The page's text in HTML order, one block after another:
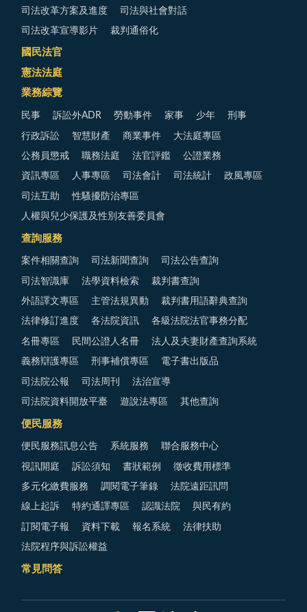
司法改革方案及進度 司法與社會對話
司法改革宣導影片 裁判通俗化
國民法官
憲法法庭
業務綜覽
民事 訴訟外ADR 勞動事件 家事 少年 刑事
行政訴訟 智慧財產 商業事件 大法庭專區
公務員懲戒 職務法庭 法官評鑑 公證業務
資訊專區 人事專區 司法會計 司法統計 政風專區
司法互助 性騷擾防治專區
人權與兒少保護及性別友善委員會
查詢服務
案件相關查詢 司法新聞查詢 司法公告查詢
司法智識庫 法學資料檢索 裁判書查詢
外語譯文專區 主管法規異動 裁判書用語辭典查詢
法律修訂進度 各法院資訊 各級法院法官事務分配
名冊專區 民間公證人名冊 法人及夫妻財產查詢系統
義務辯護專區 刑事補償專區 電子書出版品
司法院公報 司法周刊 法治宣導
司法院資料開放平臺 遊說法專區 其他查詢
便民服務
便民服務訊息公告 系統服務 聯合服務中心
視訊開庭 訴訟須知 書狀範例 徵收費用標準
多元化繳費服務 調閱電子筆錄 法院遠距訊問
線上起訴 特約通譯專區 認識法院 與民有約
訂閱電子報 資料下載 報名系統 法律扶助
法院程序與訴訟權益
常見問答